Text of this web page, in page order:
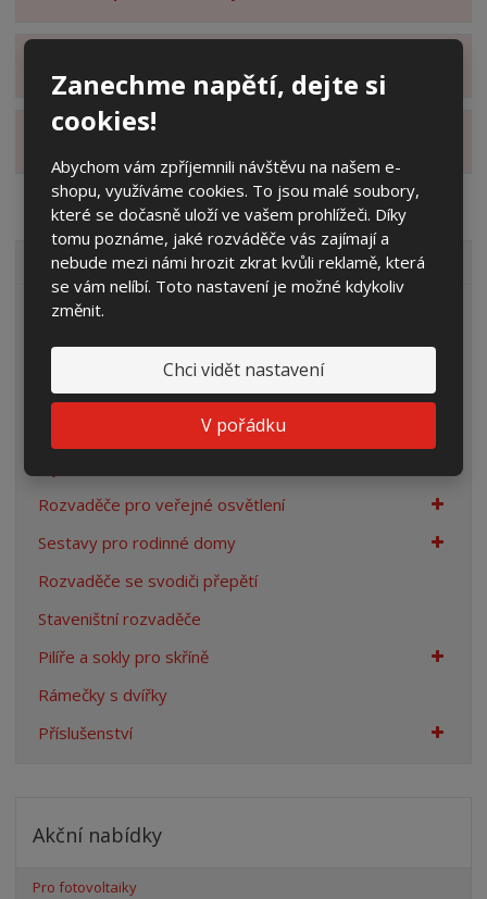
Zanechme napětí, dejte si
cookies!
Abychom vám zpříjemnili návštěvu na našem e-
shopu, využíváme cookies. To jsou malé soubory,
které se dočasně uloží ve vašem prohlížeči. Díky
tomu poznáme, jaké rozváděče vás zajímají a
nebude mezi námi hrozit zkrat kvůli reklamě, která
se vám nelíbí. Toto nastavení je možné kdykoliv
změnit.
Chci vidět nastavení
V pořádku
VŠECHNY KATEGORIE
Elektroměrové rozvaděče
Prázdné skříně
Rozpojovací jistící skříně
Rozvaděče pro veřejné osvětlení
Sestavy pro rodinné domy
Rozvaděče se svodiči přepětí
Staveništní rozvaděče
Pilíře a sokly pro skříně
Rámečky s dvířky
Příslušenství
Akční nabídky
Pro fotovoltaiky